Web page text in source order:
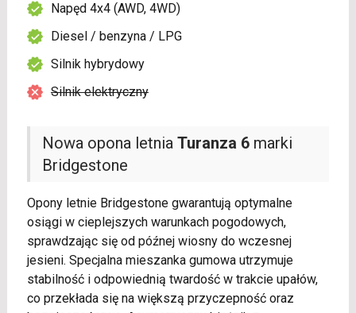
Nowa opona letnia Turanza 6marki
Bridgestone
Opony letnie Bridgestone gwarantują optymalne
osiągi w cieplejszych warunkach pogodowych,
sprawdzając się od późnej wiosny do wczesnej
jesieni. Specjalna mieszanka gumowa utrzymuje
stabilność i odpowiednią twardość w trakcie upałów,
co przekłada się na większą przyczepność oraz
Napęd 4x4 (AWD, 4WD)
Diesel / benzyna / LPG
Silnik hybrydowy
Silnik elektryczny